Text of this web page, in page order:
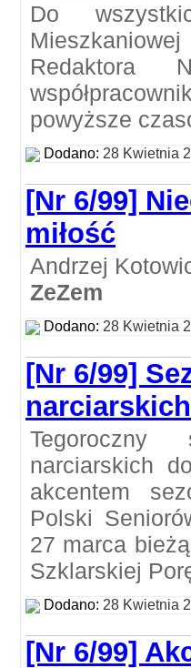
Do
Redaktora
powyższe
Dodano: 28 Kwietnia
[Nr 6/99]
miłość
Andrzej
ZeZem
Dodano: 28 Kwietnia
[Nr 6/99]
narciarskich
akcentem
Polski
27 marca
Szklarskiej
Dodano: 28 Kwietnia
[Nr 6/99]